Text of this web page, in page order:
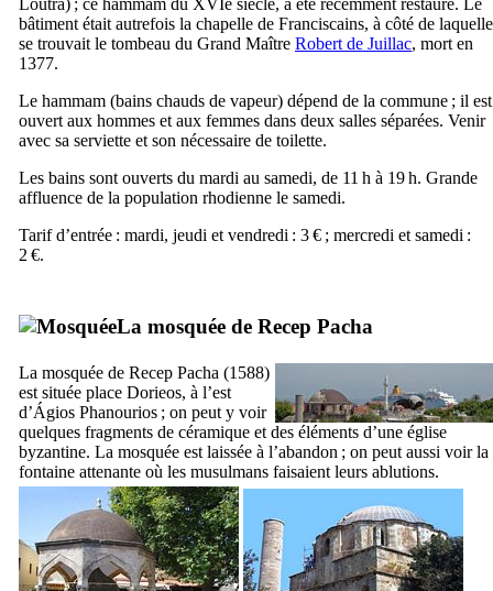
bâtiment était autrefois la chapelle de Franciscains, à côté de laquelle
se trouvait le tombeau du Grand Maître Robert de Juillac, mort en
1377.
Le hammam (bains chauds de vapeur) dépend de la commune ; il est
ouvert aux hommes et aux femmes dans deux salles séparées. Venir
avec sa serviette et son nécessaire de toilette.
Les bains sont ouverts du mardi au samedi, de 11 h à 19 h. Grande
affluence de la population rhodienne le samedi.
Tarif d’entrée : mardi, jeudi et vendredi : 3 € ; mercredi et samedi :
2 €.
La mosquée de Recep Pacha
La mosquée de Recep Pacha (1588)
est située place Dorieos, à l’est
d’Ágios Phanourios ; on peut y voir
quelques fragments de céramique et des éléments d’une église
byzantine. La mosquée est laissée à l’abandon ; on peut aussi voir la
fontaine attenante où les musulmans faisaient leurs ablutions.